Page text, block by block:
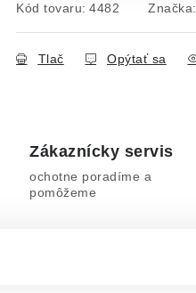
Kód tovaru: 4482 Značka:
Tlač Opýtať sa
Zákaznícky servis
ochotne poradíme a
pomôžeme